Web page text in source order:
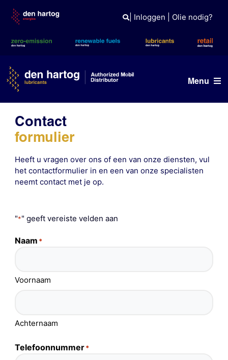
content
| Inloggen Olie nodig?
Menu
Referenties
Branches
Contact
formulier
Heeft u vragen over ons of een van onze diensten, vul
het contactformulier in en een van onze specialisten
neemt contact met je op.
"*" geeft vereiste velden aan
Naam *
Voornaam
Achternaam
Telefoonnummer*